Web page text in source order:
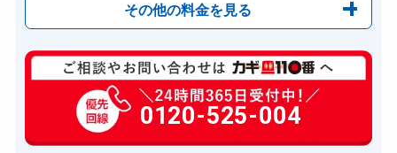
その他の料金を見る
玄関カギ修理 8,800円～(税込)
玄関カギ交換 12,100円～(税込)
車カギ開け 9,900円～(税込)
0120-525-004